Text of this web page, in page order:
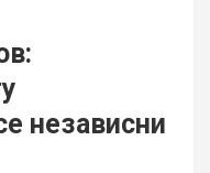
независни